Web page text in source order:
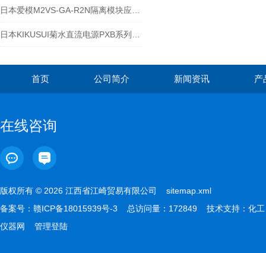
首页 公司简介 新闻资讯 产
在线咨询
版权所有 © 2026 江西省江崎贸易有限公司 sitemap.xml
备案号： 赣ICP备18015939号-3 总访问量：172849 技术支持： 化工
仪器网
管理登陆